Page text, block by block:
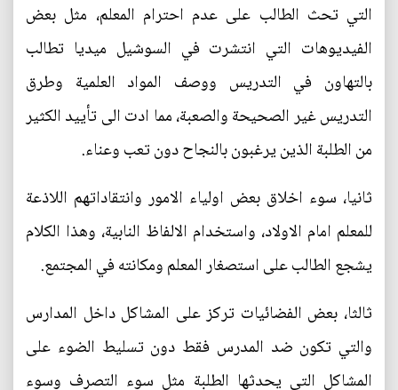
التي تحث الطالب على عدم احترام المعلم، مثل بعض
الفيديوهات التي انتشرت في السوشيل ميديا تطالب
بالتهاون في التدريس ووصف المواد العلمية وطرق
التدريس غير الصحيحة والصعبة، مما ادت الى تأييد الكثير
من الطلبة الذين يرغبون بالنجاح دون تعب وعناء.
ثانيا، سوء اخلاق بعض اولياء الامور وانتقاداتهم اللاذعة
للمعلم امام الاولاد، واستخدام الالفاظ النابية، وهذا الكلام
يشجع الطالب على استصغار المعلم ومكانته في المجتمع.
ثالثا، بعض الفضائيات تركز على المشاكل داخل المدارس
والتي تكون ضد المدرس فقط دون تسليط الضوء على
المشاكل التي يحدثها الطلبة مثل سوء التصرف وسوء